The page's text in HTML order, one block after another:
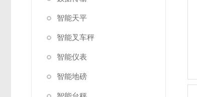
智能天平
智能叉车秤
智能仪表
智能地磅